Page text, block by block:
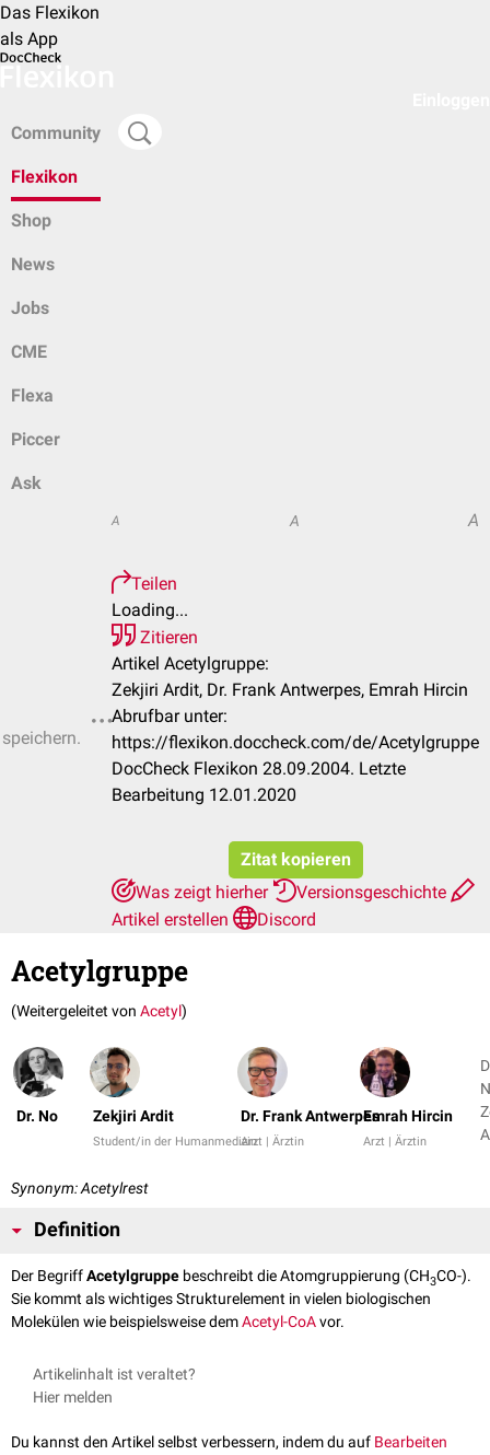
Das Flexikon
als App
Community
Flexikon
Shop
News
Jobs
CME
Flexa
Piccer
Ask
A A A
Teilen
Loading...
Zitieren
Artikel Acetylgruppe:
Zekjiri Ardit, Dr. Frank Antwerpes, Emrah Hircin
Abrufbar unter:
https://flexikon.doccheck.com/de/Acetylgruppe
DocCheck Flexikon 28.09.2004. Letzte
Bearbeitung 12.01.2020
Zitat kopieren
Was zeigt hierher
Versionsgeschichte
Artikel erstellen
Discord
Acetylgruppe
(Weitergeleitet von Acetyl)
Dr. No Zekjiri Ardit
Student/in der Humanmedizin
Dr. Frank Antwerpes
Arzt | Ärztin
Emrah Hircin
Arzt | Ärztin
Synonym: Acetylrest
Definition
Der BegriffAcetylgruppe beschreibt die Atomgruppierung (CH3CO-).
Sie kommt als wichtiges Strukturelement in vielen biologischen
Molekülen wie beispielsweise demAcetyl-CoAvor.
Artikelinhalt ist veraltet?
Hier melden
Du kannst den Artikel selbst verbessern, indem du auf Bearbeiten